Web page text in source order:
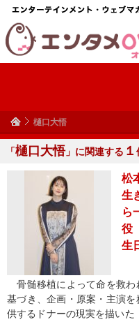
樋口大悟
「樋口大悟」に関連する １
松
生
ら
役
生
骨髄移植によって命を救わ
基づき、企画・原案・主演
供するドナーの現実を描いた